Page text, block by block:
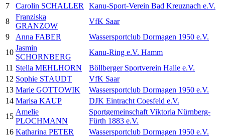
7
Carolin SCHALLER
Kanu-Sport-Verein Bad Kreuznach e.V.
8
Franziska
GRANZOW
VfK Saar
9
Anna FABER
Wassersportclub Dormagen 1950 e.V.
10
Jasmin
SCHORNBERG
Kanu-Ring e.V. Hamm
11 Stella MEHLHORN
Böllberger Sportverein Halle e.V.
12 Sophie STAUDT
VfK Saar
13 Marie GOTTOWIK
Wassersportclub Dormagen 1950 e.V.
14 Marisa KAUP
DJK Eintracht Coesfeld e.V.
15
Amelie
PLOCHMANN
Sportgemeinschaft Viktoria Nürnberg-
Fürth 1883 e.V.
16 Katharina PETER
Wassersportclub Dormagen 1950 e.V.